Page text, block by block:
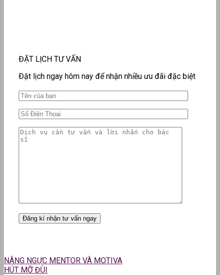
ĐẶT LỊCH TƯ VẤN
Đặt lịch ngay hôm nay để nhận nhiều ưu đãi đặc biệt
NÂNG NGỰC MENTOR VÀ MOTIVA
HÚT MỠ ĐÙI